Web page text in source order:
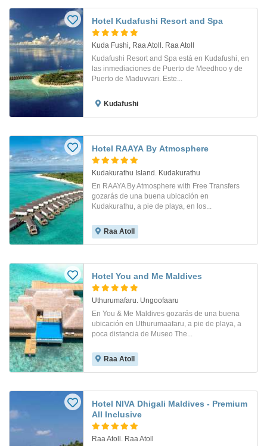
Hotel Kudafushi Resort and Spa
Kuda Fushi, Raa Atoll. Raa Atoll
Kudafushi Resort and Spa está en Kudafushi, en
las inmediaciones de Puerto de Meedhoo y de
Puerto de Maduvvari. Este...
Kudafushi
Hotel RAAYA By Atmosphere
Kudakurathu Island. Kudakurathu
En RAAYA By Atmosphere with Free Transfers
gozarás de una buena ubicación en
Kudakurathu, a pie de playa, en los...
Raa Atoll
Hotel You and Me Maldives
Uthurumafaru. Ungoofaaru
En You & Me Maldives gozarás de una buena
ubicación en Uthurumaafaru, a pie de playa, a
poca distancia de Museo The...
Raa Atoll
Hotel NIVA Dhigali Maldives - Premium
All Inclusive
Raa Atoll. Raa Atoll